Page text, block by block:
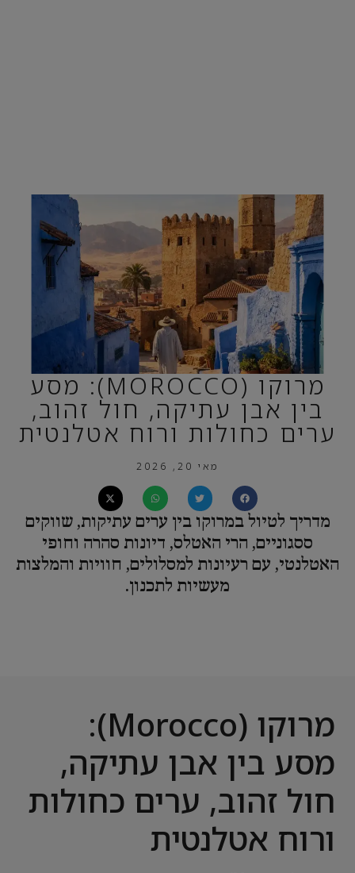
מרוקו (MOROCCO): מסע
בין אבן עתיקה, חול זהוב,
ערים כחולות ורוח אטלנטית
מאי 20, 2026
מדריך לטיול במרוקו בין ערים עתיקות, שווקים
ססגוניים, הרי האטלס, דיונות סהרה וחופי
האטלנטי, עם רעיונות למסלולים, חוויות והמלצות
מעשיות לתכנון.
מרוקו (Morocco):
מסע בין אבן עתיקה,
חול זהוב, ערים כחולות
ורוח אטלנטית